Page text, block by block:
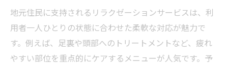
地元住民に支持されるリラクゼーションサービスは、利
用者一人ひとりの状態に合わせた柔軟な対応が魅力で
す。例えば、足裏や頭部へのトリートメントなど、疲れ
やすい部位を重点的にケアするメニューが人気です。予